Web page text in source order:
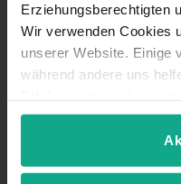
Erziehungsberechtigten
Wir verwenden Cookies
unserer Website. Einige
während andere uns
können verarbeitet
personalisierte
Inhaltsmessung. Weitere
lünecom
Berater
Andrew